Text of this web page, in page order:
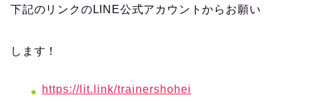
下記のリンクのLINE公式アカウントからお願い
します！
https://lit.link/trainershohei